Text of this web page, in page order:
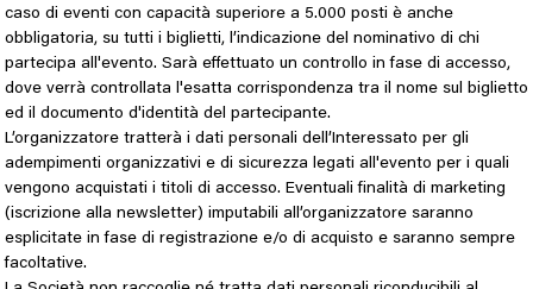
caso di eventi con capacità superiore a 5.000 posti è anche
obbligatoria, su tutti i biglietti, l’indicazione del nominativo di chi
partecipa all'evento. Sarà effettuato un controllo in fase di accesso,
dove verrà controllata l'esatta corrispondenza tra il nome sul biglietto
ed il documento d'identità del partecipante.
L’organizzatore tratterà i dati personali dell’Interessato per gli
adempimenti organizzativi e di sicurezza legati all'evento per i quali
vengono acquistati i titoli di accesso. Eventuali finalità di marketing
(iscrizione alla newsletter) imputabili all’organizzatore saranno
esplicitate in fase di registrazione e/o di acquisto e saranno sempre
facoltative.